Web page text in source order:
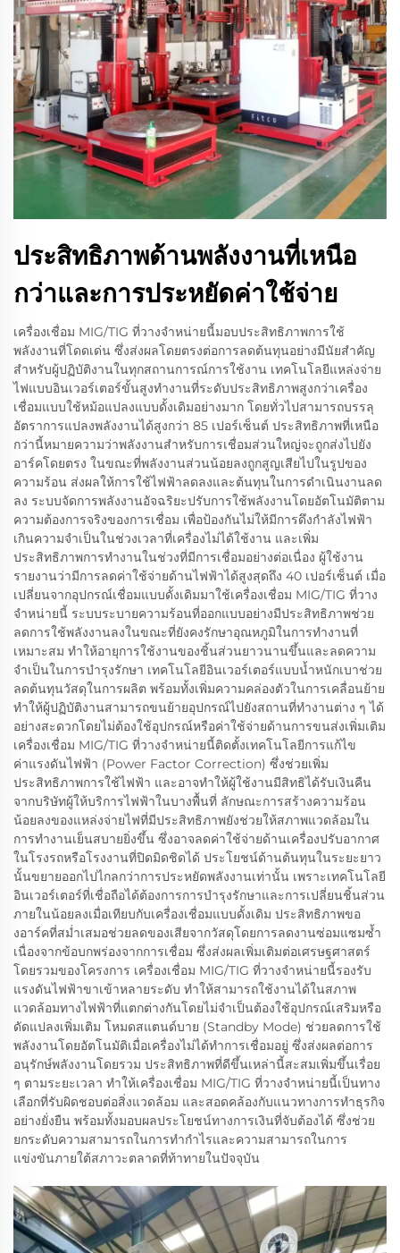
ประสิทธิภาพด้านพลังงานที่เหนือ
กว่าและการประหยัดค่าใช้จ่าย
เครื่องเชื่อม MIG/TIG ที่วางจำหน่ายนี้มอบประสิทธิภาพการใช้
พลังงานที่โดดเด่น ซึ่งส่งผลโดยตรงต่อการลดต้นทุนอย่างมีนัยสำคัญ
สำหรับผู้ปฏิบัติงานในทุกสถานการณ์การใช้งาน เทคโนโลยีแหล่งจ่าย
ไฟแบบอินเวอร์เตอร์ขั้นสูงทำงานที่ระดับประสิทธิภาพสูงกว่าเครื่อง
เชื่อมแบบใช้หม้อแปลงแบบดั้งเดิมอย่างมาก โดยทั่วไปสามารถบรรลุ
อัตราการแปลงพลังงานได้สูงกว่า 85 เปอร์เซ็นต์ ประสิทธิภาพที่เหนือ
กว่านี้หมายความว่าพลังงานสำหรับการเชื่อมส่วนใหญ่จะถูกส่งไปยัง
อาร์คโดยตรง ในขณะที่พลังงานส่วนน้อยลงถูกสูญเสียไปในรูปของ
ความร้อน ส่งผลให้การใช้ไฟฟ้าลดลงและต้นทุนในการดำเนินงานลด
ลง ระบบจัดการพลังงานอัจฉริยะปรับการใช้พลังงานโดยอัตโนมัติตาม
ความต้องการจริงของการเชื่อม เพื่อป้องกันไม่ให้มีการดึงกำลังไฟฟ้า
เกินความจำเป็นในช่วงเวลาที่เครื่องไม่ได้ใช้งาน และเพิ่ม
ประสิทธิภาพการทำงานในช่วงที่มีการเชื่อมอย่างต่อเนื่อง ผู้ใช้งาน
รายงานว่ามีการลดค่าใช้จ่ายด้านไฟฟ้าได้สูงสุดถึง 40 เปอร์เซ็นต์ เมื่อ
เปลี่ยนจากอุปกรณ์เชื่อมแบบดั้งเดิมมาใช้เครื่องเชื่อม MIG/TIG ที่วาง
จำหน่ายนี้ ระบบระบายความร้อนที่ออกแบบอย่างมีประสิทธิภาพช่วย
ลดการใช้พลังงานลงในขณะที่ยังคงรักษาอุณหภูมิในการทำงานที่
เหมาะสม ทำให้อายุการใช้งานของชิ้นส่วนยาวนานขึ้นและลดความ
จำเป็นในการบำรุงรักษา เทคโนโลยีอินเวอร์เตอร์แบบน้ำหนักเบาช่วย
ลดต้นทุนวัสดุในการผลิต พร้อมทั้งเพิ่มความคล่องตัวในการเคลื่อนย้าย
ทำให้ผู้ปฏิบัติงานสามารถขนย้ายอุปกรณ์ไปยังสถานที่ทำงานต่าง ๆ ได้
อย่างสะดวกโดยไม่ต้องใช้อุปกรณ์หรือค่าใช้จ่ายด้านการขนส่งเพิ่มเติม
เครื่องเชื่อม MIG/TIG ที่วางจำหน่ายนี้ติดตั้งเทคโนโลยีการแก้ไข
ค่าแรงดันไฟฟ้า (Power Factor Correction) ซึ่งช่วยเพิ่ม
ประสิทธิภาพการใช้ไฟฟ้า และอาจทำให้ผู้ใช้งานมีสิทธิได้รับเงินคืน
จากบริษัทผู้ให้บริการไฟฟ้าในบางพื้นที่ ลักษณะการสร้างความร้อน
น้อยลงของแหล่งจ่ายไฟที่มีประสิทธิภาพยังช่วยให้สภาพแวดล้อมใน
การทำงานเย็นสบายยิ่งขึ้น ซึ่งอาจลดค่าใช้จ่ายด้านเครื่องปรับอากาศ
ในโรงรถหรือโรงงานที่ปิดมิดชิดได้ ประโยชน์ด้านต้นทุนในระยะยาว
นั้นขยายออกไปไกลกว่าการประหยัดพลังงานเท่านั้น เพราะเทคโนโลยี
อินเวอร์เตอร์ที่เชื่อถือได้ต้องการการบำรุงรักษาและการเปลี่ยนชิ้นส่วน
ภายในน้อยลงเมื่อเทียบกับเครื่องเชื่อมแบบดั้งเดิม ประสิทธิภาพขอ
งอาร์คที่สม่ำเสมอช่วยลดของเสียจากวัสดุโดยการลดงานซ่อมแซมซ้ำ
เนื่องจากข้อบกพร่องจากการเชื่อม ซึ่งส่งผลเพิ่มเติมต่อเศรษฐศาสตร์
โดยรวมของโครงการ เครื่องเชื่อม MIG/TIG ที่วางจำหน่ายนี้รองรับ
แรงดันไฟฟ้าขาเข้าหลายระดับ ทำให้สามารถใช้งานได้ในสภาพ
แวดล้อมทางไฟฟ้าที่แตกต่างกันโดยไม่จำเป็นต้องใช้อุปกรณ์เสริมหรือ
ดัดแปลงเพิ่มเติม โหมดสแตนด์บาย (Standby Mode) ช่วยลดการใช้
พลังงานโดยอัตโนมัติเมื่อเครื่องไม่ได้ทำการเชื่อมอยู่ ซึ่งส่งผลต่อการ
อนุรักษ์พลังงานโดยรวม ประสิทธิภาพที่ดีขึ้นเหล่านี้สะสมเพิ่มขึ้นเรื่อย
ๆ ตามระยะเวลา ทำให้เครื่องเชื่อม MIG/TIG ที่วางจำหน่ายนี้เป็นทาง
เลือกที่รับผิดชอบต่อสิ่งแวดล้อม และสอดคล้องกับแนวทางการทำธุรกิจ
อย่างยั่งยืน พร้อมทั้งมอบผลประโยชน์ทางการเงินที่จับต้องได้ ซึ่งช่วย
ยกระดับความสามารถในการทำกำไรและความสามารถในการ
แข่งขันภายใต้สภาวะตลาดที่ท้าทายในปัจจุบัน